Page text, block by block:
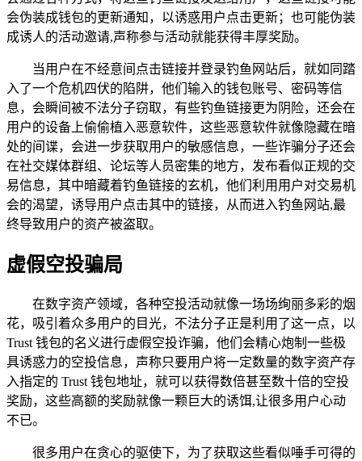
会伪装成钱包的更新通知，以诱惑用户点击更新；也可能伪装
成诱人的活动邀请,声称参与活动就能获得丰厚奖励。
当用户在不经意间点击链接并登录钓鱼网站后，就如同踏
入了一个危机四伏的陷阱，他们输入的钱包账号、密码等信
息，会瞬间被不法分子窃取，有些钓鱼链接更为阴险，还会在
用户的设备上偷偷植入恶意软件，这些恶意软件就像隐藏在暗
处的间谍，会进一步获取用户的敏感信息，一些诈骗分子还会
在社交媒体群组、论坛等人员密集的地方，发布看似正规的交
易信息，其中暗藏着钓鱼链接的玄机，他们利用用户对交易机
会的渴望，诱导用户点击其中的链接，从而进入钓鱼网站,最
终导致用户的资产被盗取。
虚假空投骗局
在数字资产领域，各种空投活动就像一场场绚丽多彩的烟
花，吸引着众多用户的目光，不法分子正是利用了这一点，以
Trust 钱包的名义进行虚假空投诈骗，他们会精心炮制一些极
具诱惑力的空投信息，声称只要用户将一定数量的数字资产存
入指定的 Trust 钱包地址，就可以获得数倍甚至数十倍的空投
奖励，这些高额的奖励就像一颗巨大的诱饵,让很多用户心动
不已。
很多用户在贪心的驱使下，为了获取这些看似唾手可得的